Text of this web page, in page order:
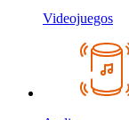
Videojuegos